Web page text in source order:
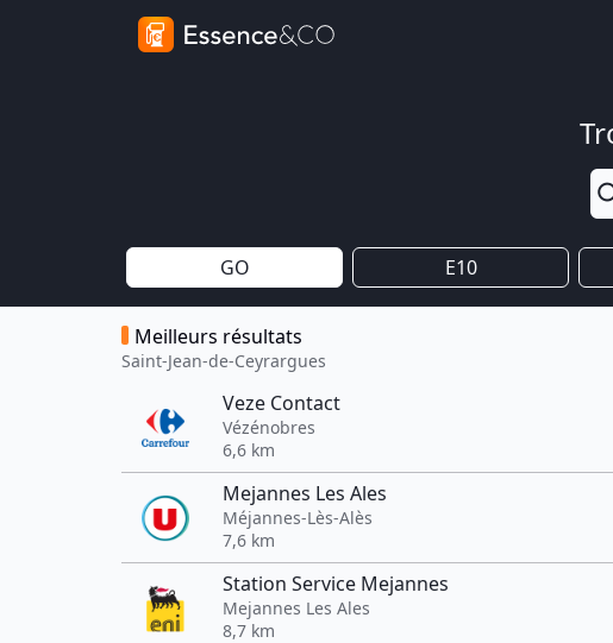
GO E10
Meilleurs résultats
Saint-Jean-de-Ceyrargues
Veze Contact
Vézénobres
6,6 km
Mejannes Les Ales
Méjannes-Lès-Alès
7,6 km
Station Service Mejannes
Mejannes Les Ales
8,7 km